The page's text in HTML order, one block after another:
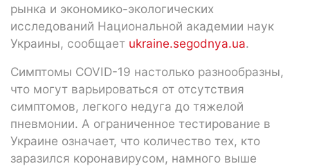
рынка и экономико-экологических
исследований Национальной академии наук
Украины, сообщает ukraine.segodnya.ua.
Симптомы COVID-19 настолько разнообразны,
что могут варьироваться от отсутствия
симптомов, легкого недуга до тяжелой
пневмонии. А ограниченное тестирование в
Украине означает, что количество тех, кто
заразился коронавирусом, намного выше